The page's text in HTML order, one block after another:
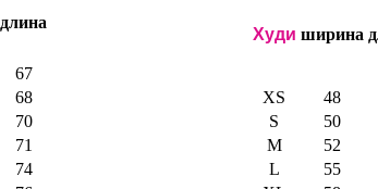
длина
67
68
70
71
74
Худи ширина
XS 48
S
50
M
52
L
55